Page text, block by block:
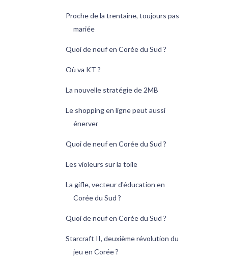
Proche de la trentaine, toujours pas
mariée
Quoi de neuf en Corée du Sud ?
Où va KT ?
La nouvelle stratégie de 2MB
Le shopping en ligne peut aussi
énerver
Quoi de neuf en Corée du Sud ?
Les violeurs sur la toile
La gifle, vecteur d'éducation en
Corée du Sud ?
Quoi de neuf en Corée du Sud ?
Starcraft II, deuxième révolution du
jeu en Corée ?